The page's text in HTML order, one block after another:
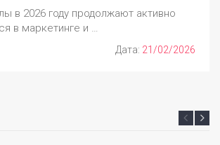
в 2026 году продолжают активно
в маркетинге и …
Дата: 21/02/2026